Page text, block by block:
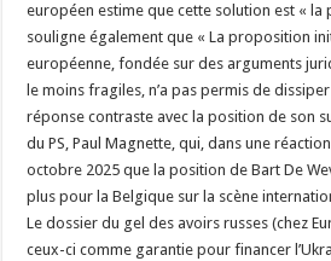
européen estime que cette solution est « la
souligne également que « La proposition
européenne, fondée sur des arguments
le moins fragiles, n’a pas permis de
réponse contraste avec la position de son
du PS, Paul Magnette, qui, dans une
octobre 2025 que la position de Bart De
plus pour la Belgique sur la scène
Le dossier du gel des avoirs russes (chez
ceux-ci comme garantie pour financer